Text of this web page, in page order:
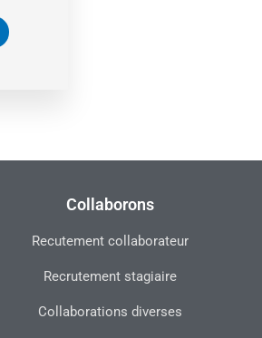
Collaborons
Recutement collaborateur
Recrutement stagiaire
Collaborations diverses